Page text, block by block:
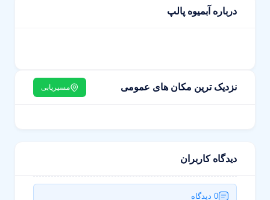
درباره آبمیوه پالپ
نزدیک ترین مکان های عمومی مسیریابی
دیدگاه کاربران
0 دیدگاه